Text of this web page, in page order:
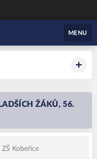
MENU
ŽÁKŮ, 56.
ZŠ Kobeřice